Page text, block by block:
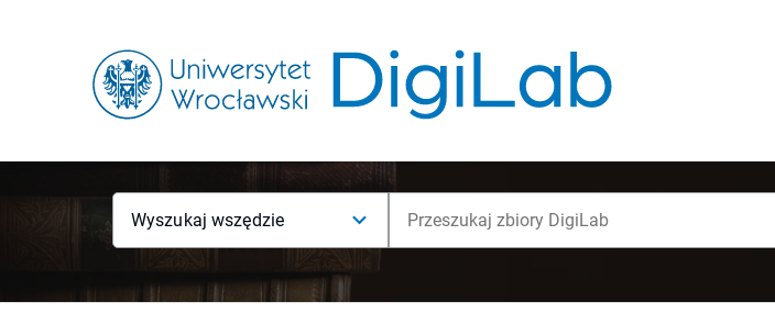
Wyszukaj wszędzie